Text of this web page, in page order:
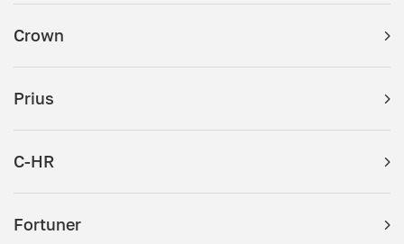
Crown
Prius
C-HR
Fortuner